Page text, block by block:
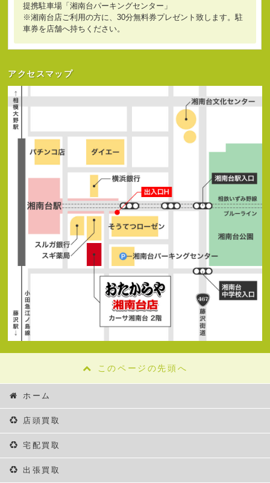
提携駐車場「湘南台パーキングセンター」
※湘南台店ご利用の方に、30分無料券プレゼント致します。駐
車券を店舗へ持ちください。
アクセスマップ
このページの先頭へ
ホーム
店頭買取
宅配買取
出張買取